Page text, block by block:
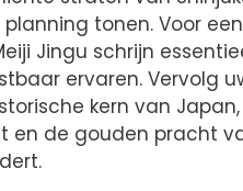
tonen. Voor
Jingu schrijn
ervaren. Vervolg
kern van
en de gouden pracht